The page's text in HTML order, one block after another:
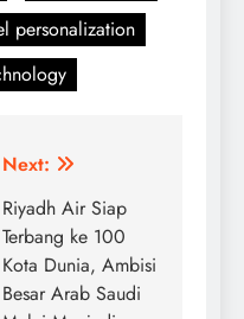
personalization
Next:
Riyadh Air Siap
Terbang ke 100
Kota Dunia, Ambisi
Besar Arab Saudi